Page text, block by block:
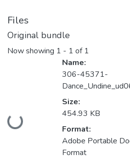
Files
Original bundle
Now showing 1 - 1 of 1
Loading...
Name:
306-45371-
Size:
454.93 KB
Format:
Adobe Portable
Format